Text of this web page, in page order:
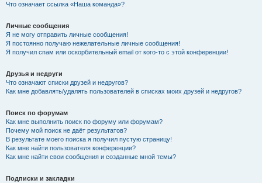
Что означает ссылка «Наша команда»?
Личные сообщения
Я не могу отправить личные сообщения!
Я постоянно получаю нежелательные личные сообщения!
Я получил спам или оскорбительный email от кого-то с этой конференции!
Друзья и недруги
Что означают списки друзей и недругов?
Как мне добавлять/удалять пользователей в списках моих друзей и недругов?
Поиск по форумам
Как мне выполнить поиск по форуму или форумам?
Почему мой поиск не даёт результатов?
В результате моего поиска я получил пустую страницу!
Как мне найти пользователя конференции?
Как мне найти свои сообщения и созданные мной темы?
Подписки и закладки